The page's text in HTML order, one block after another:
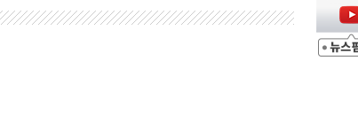
래에 승리...47.75% vs 42.08%
김민석 47.75% 정청래 42.08%
석 45.09% 정청래 43.27% 송영길 11.63%